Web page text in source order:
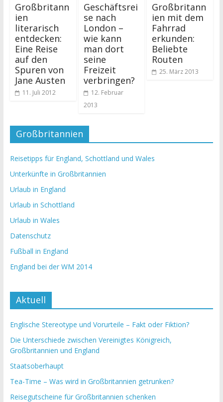
Großbritann
ien
literarisch
entdecken:
Eine Reise
auf den
Spuren von
Jane Austen
11. Juli 2012
Geschäftsrei
se nach
London –
wie kann
man dort
seine
Freizeit
verbringen?
12. Februar
2013
Großbritann
ien mit dem
Fahrrad
erkunden:
Beliebte
Routen
25. März 2013
Großbritannien
Reisetipps für England, Schottland und Wales
Unterkünfte in Großbritannien
Urlaub in England
Urlaub in Schottland
Urlaub in Wales
Datenschutz
Fußball in England
England bei der WM 2014
Aktuell
Englische Stereotype und Vorurteile – Fakt oder Fiktion?
Die Unterschiede zwischen Vereinigtes Königreich,
Großbritannien und England
Staatsoberhaupt
Tea-Time – Was wird in Großbritannien getrunken?
Reisegutscheine für Großbritannien schenken